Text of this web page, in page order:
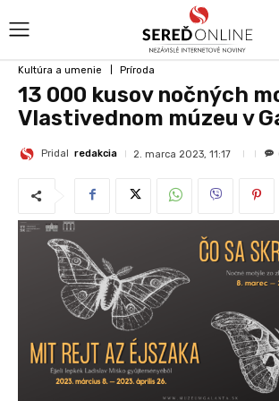
Kultúra a umenie Príroda
13 000 kusov nočných
Vlastivednom múzeu v
Pridal redakcia 2. marca 2023, 11:17